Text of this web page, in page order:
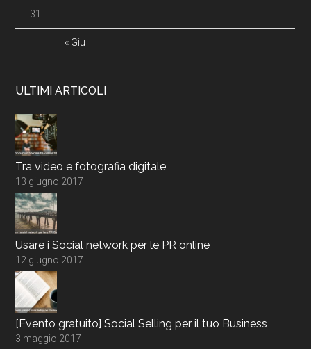
« Giu
31
ULTIMI ARTICOLI
Tra video e fotografia digitale
13 giugno 2017
Usare i Social network per le PR online
12 giugno 2017
[Evento gratuito] Social Selling per il tuo Business
3 maggio 2017